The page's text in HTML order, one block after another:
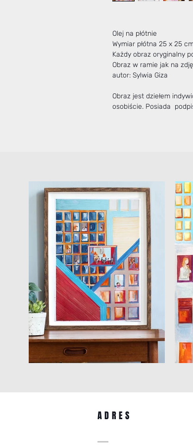
Olej na płótnie
Wymiar płótna 25 x 25
Każdy obraz oryginalny
Obraz w ramie jak na
autor: Sylwia Giza
Obraz jest dziełem
osobiście. Posiada
ADRES